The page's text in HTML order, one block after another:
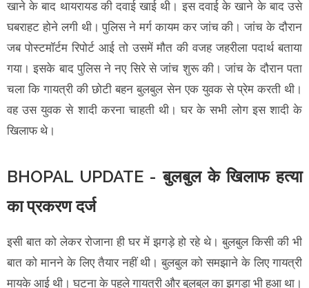
खाने के बाद थायरायड की दवाई खाई थी। इस दवाई के खाने के बाद उसे
घबराहट होने लगी थी। पुलिस ने मर्ग कायम कर जांच की। जांच के दौरान
जब पोस्टमॉर्टम रिपोर्ट आई तो उसमें मौत की वजह जहरीला पदार्थ बताया
गया। इसके बाद पुलिस ने नए सिरे से जांच शुरू की। जांच के दौरान पता
चला कि गायत्री की छोटी बहन बुलबुल सेन एक युवक से प्रेम करती थी।
वह उस युवक से शादी करना चाहती थी। घर के सभी लोग इस शादी के
खिलाफ थे।
BHOPAL UPDATE - बुलबुल के खिलाफ हत्या
का प्रकरण दर्ज
इसी बात को लेकर रोजाना ही घर में झगड़े हो रहे थे। बुलबुल किसी की भी
बात को मानने के लिए तैयार नहीं थी। बुलबुल को समझाने के लिए गायत्री
मायके आई थी। घटना के पहले गायत्री और बुलबुल का झगड़ा भी हुआ था।